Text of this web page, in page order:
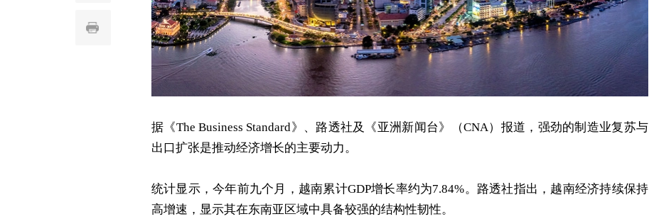
据《The Business Standard》、路透社及《亚洲新闻台》（CNA）报道，强劲的制造业复苏与
出口扩张是推动经济增长的主要动力。
统计显示，今年前九个月，越南累计GDP增长率约为7.84%。路透社指出，越南经济持续保持
高增速，显示其在东南亚区域中具备较强的结构性韧性。